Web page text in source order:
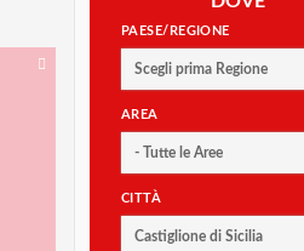
PAESE/REGIONE
Scegli prima Regione
AREA
- Tutte le Aree
CITTÀ
Castiglione di Sicilia